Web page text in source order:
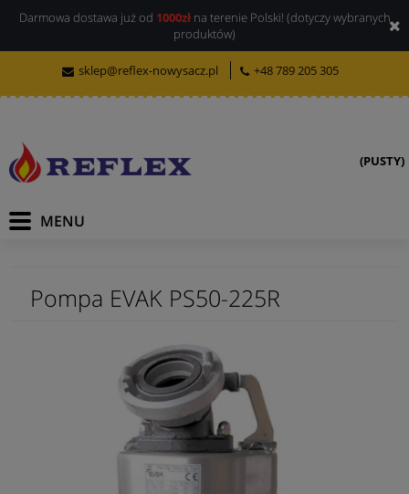
Darmowa dostawa już od 1000złna terenie Polski! (dotyczy wybranych
produktów)
sklep@reflex-nowysacz.pl +48 789 205 305
(PUSTY)
Pompa EVAK PS50-225R